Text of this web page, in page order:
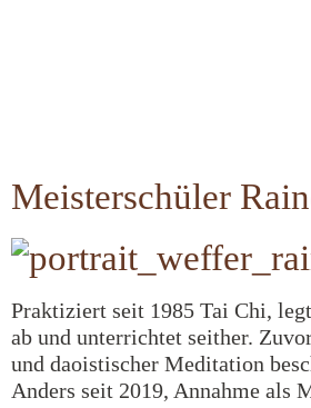
Meisterschüler
Praktiziert seit 1985 Tai Chi,
ab und unterrichtet seither.
und daoistischer Meditation
Anders seit 2019, Annahme als